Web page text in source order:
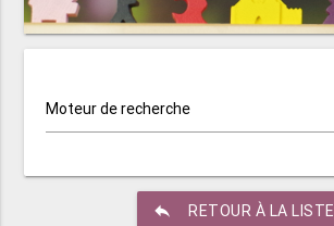
Moteur de recherche
reply RETOUR À LA LISTE